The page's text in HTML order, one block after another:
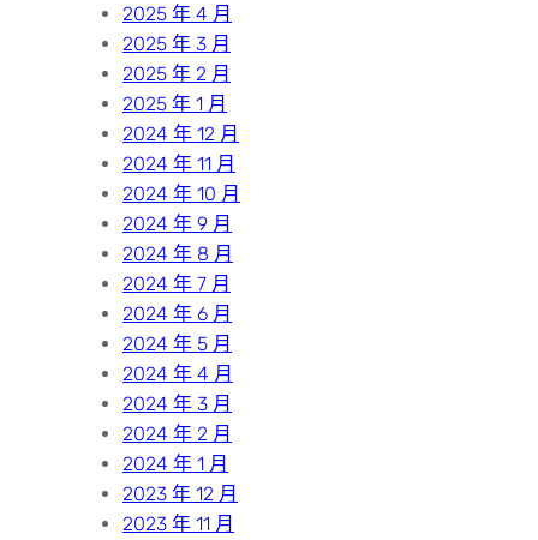
2025 年 4 月
2025 年 3 月
2025 年 2 月
2025 年 1 月
2024 年 12 月
2024 年 11 月
2024 年 10 月
2024 年 9 月
2024 年 8 月
2024 年 7 月
2024 年 6 月
2024 年 5 月
2024 年 4 月
2024 年 3 月
2024 年 2 月
2024 年 1 月
2023 年 12 月
2023 年 11 月